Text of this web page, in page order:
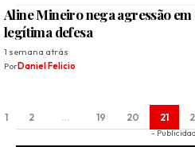
Aline Mineiro nega agressão
legítima defesa
1 semana atrás
PorDaniel Felicio
1 2 … 19 20 21
-